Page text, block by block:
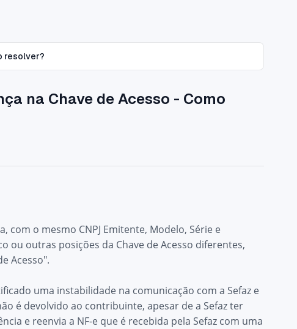
resolver?
na Chave de Acesso - Como
com o mesmo CNPJ Emitente, Modelo, Série e
ou outras posições da Chave de Acesso diferentes,
Acesso".
uma instabilidade na comunicação com a Sefaz e
é devolvido ao contribuinte, apesar de a Sefaz ter
e reenvia a NF-e que é recebida pela Sefaz com uma